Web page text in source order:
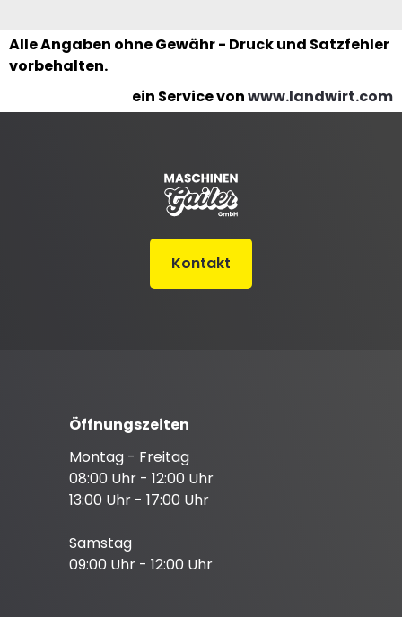
Alle Angaben ohne Gewähr - Druck und Satzfehler
vorbehalten.
ein Service vonwww.landwirt.com
Kontakt
Öffnungszeiten
Montag - Freitag
08:00 Uhr - 12:00 Uhr
13:00 Uhr - 17:00 Uhr
Samstag
09:00 Uhr - 12:00 Uhr